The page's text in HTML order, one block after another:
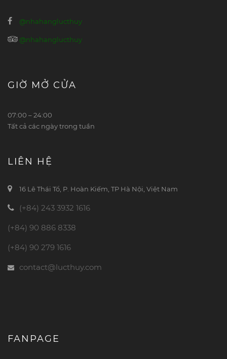
@nhahanglucthuy
@nhahanglucthuy
GIỜ MỞ CỬA
07:00 – 24:00
Tất cả các ngày trong tuần
LIÊN HỆ
16 Lê Thái Tổ, P. Hoàn Kiếm, TP Hà Nội, Việt Nam
(+84) 243 3932 1616
(+84) 90 886 8338
(+84) 90 279 1616
contact@lucthuy.com
FANPAGE